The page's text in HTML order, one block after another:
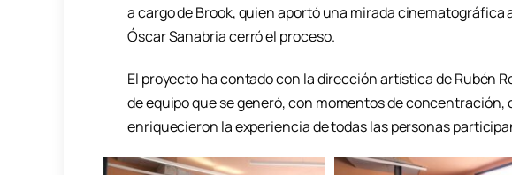
a cargo de Brook, quien aportó una mirada cinematográfica
Óscar Sanabria cerró el proceso.
El proyecto ha contado con la dirección artística de Rubén
de equipo que se generó, con momentos de
enriquecieron la experiencia de todas las personas